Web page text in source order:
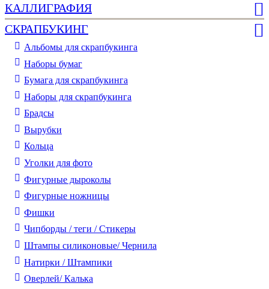
КАЛЛИГРАФИЯ
СКРАПБУКИНГ
Альбомы для скрапбукинга
Наборы бумаг
Бумага для скрапбукинга
Наборы для скрапбукинга
Брадсы
Вырубки
Кольца
Уголки для фото
Фигурные дыроколы
Фигурные ножницы
Фишки
Чипборды / теги / Стикеры
Штампы силиконовые/ Чернила
Натирки / Штампики
Оверлей/ Калька